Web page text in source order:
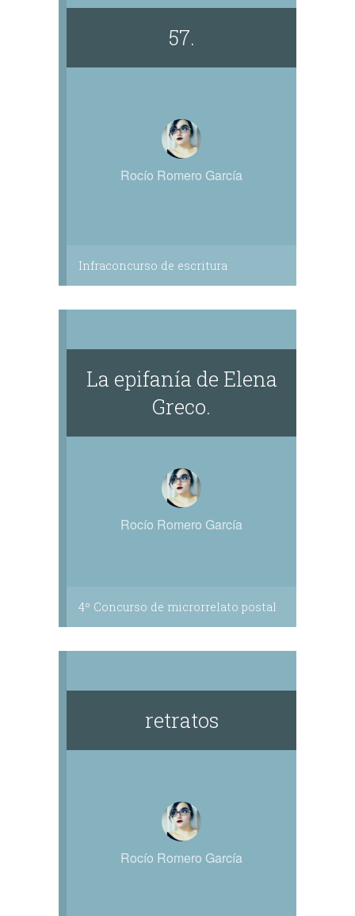
57.
Rocío Romero García
Infraconcurso de escritura
La epifanía de Elena
Greco.
Rocío Romero García
4º Concurso de microrrelato postal
retratos
Rocío Romero García